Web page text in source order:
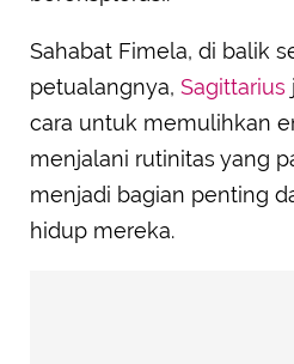
Sahabat Fimela, di balik
petualangnya, Sagittarius
cara untuk memulihkan
menjalani rutinitas yang
menjadi bagian penting
hidup mereka.